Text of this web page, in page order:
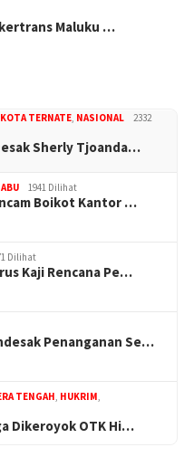
Maluku …
KOTA TERNATE NASIONAL
2332
Sherly Tjoanda…
1941 Dilihat
Boikot Kantor …
Dilihat
Kaji Rencana Pe…
Penanganan Se…
TENGAH HUKRIM
Dikeroyok OTK Hi…